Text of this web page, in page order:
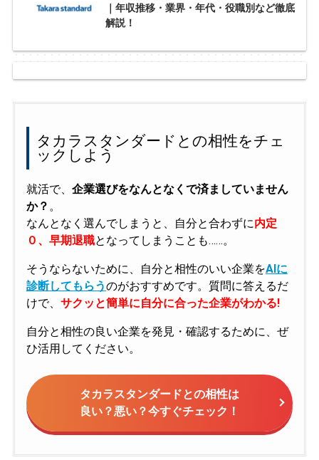
｜年収推移・業界・年代・役職別など徹底
解説！
タカラスタンダードとの相性をチェ
ックしよう
就活で、 企業選びをなんとなくで済ましていません
か？ 。
なんとなく選んでしまうと、自分と合わずに内定
０、早期退職となってしまうことも……。
そうならないために、自分と相性のいい企業をAIに
診断してもらうのがおすすめです。質問に答えるだ
けで、 サクッと簡単に自分に合った企業がわかる!
自分と相性の良い企業を発見・確認するために、ぜ
ひ活用してください。
タカラスタンダードとの相性は
良い？悪い？今すぐチェック！